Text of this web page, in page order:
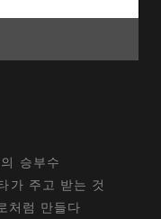
승부수
가 주고 받는 것
처럼 만들다